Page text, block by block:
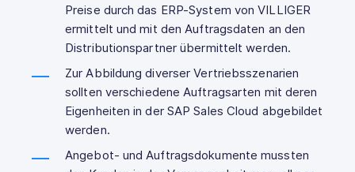
Preise durch das ERP-System von VILLIGER
ermittelt und mit den Auftragsdaten an den
Distributionspartner übermittelt werden.
Zur Abbildung diverser Vertriebsszenarien
sollten verschiedene Auftragsarten mit deren
Eigenheiten in der SAP Sales Cloud abgebildet
werden.
Angebot- und Auftragsdokumente mussten